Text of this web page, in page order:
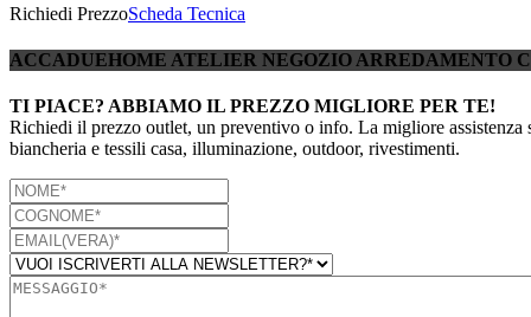
Richiedi PrezzoScheda Tecnica
ACCADUEHOME ATELIER NEGOZIO ARREDAMENTO
TI PIACE? ABBIAMO IL PREZZO MIGLIORE PER TE!
Richiedi il prezzo outlet, un preventivo o info. La migliore
biancheria e tessili casa, illuminazione, outdoor, rivestimenti.